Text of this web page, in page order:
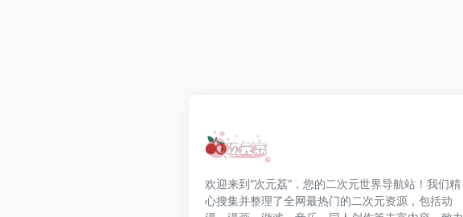
欢迎来到“次元荔”，您的二次元世界导航站！我们精
心搜集并整理了全网最热门的二次元资源，包括动